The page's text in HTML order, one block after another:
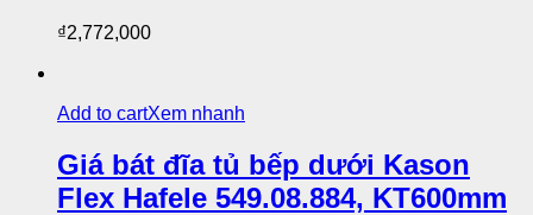
₫2,772,000
Add to cartXem nhanh
Giá bát đĩa tủ bếp dưới Kason
Flex Hafele 549.08.884, KT600mm